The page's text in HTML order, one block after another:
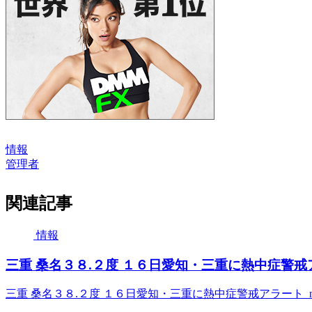
情報
管理者
関連記事
情報
三重 桑名３８.２度 １６日愛知・三重に熱中症警
三重 桑名３８.２度 １６日愛知・三重に熱中症警戒アラート